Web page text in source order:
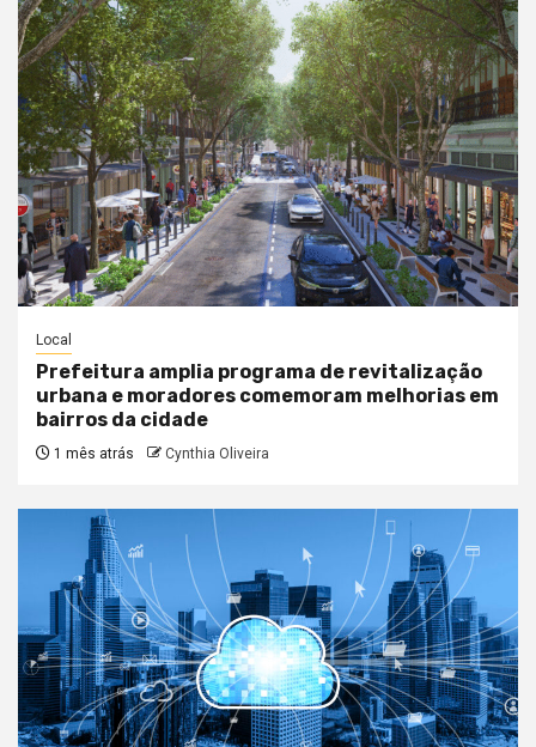
Local
Prefeitura amplia programa de revitalização
urbana e moradores comemoram melhorias em
bairros da cidade
1 mês atrás Cynthia Oliveira